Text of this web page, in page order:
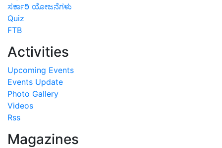
ಸರ್ಕಾರಿ ಯೋಜನೆಗಳು
Quiz
FTB
Activities
Upcoming Events
Events Update
Photo Gallery
Videos
Rss
Magazines